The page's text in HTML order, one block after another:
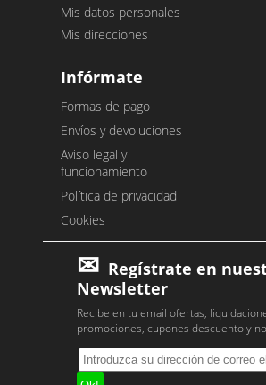
Mis datos personales
Mis direcciones
Infórmate
Formas de pago
Envíos y devoluciones
Aviso legal y
funcionamiento
Política de privacidad
Cookies
Regístrate en
Newsletter
Recibe en tu email ofertas,
promociones, cupones descuento y